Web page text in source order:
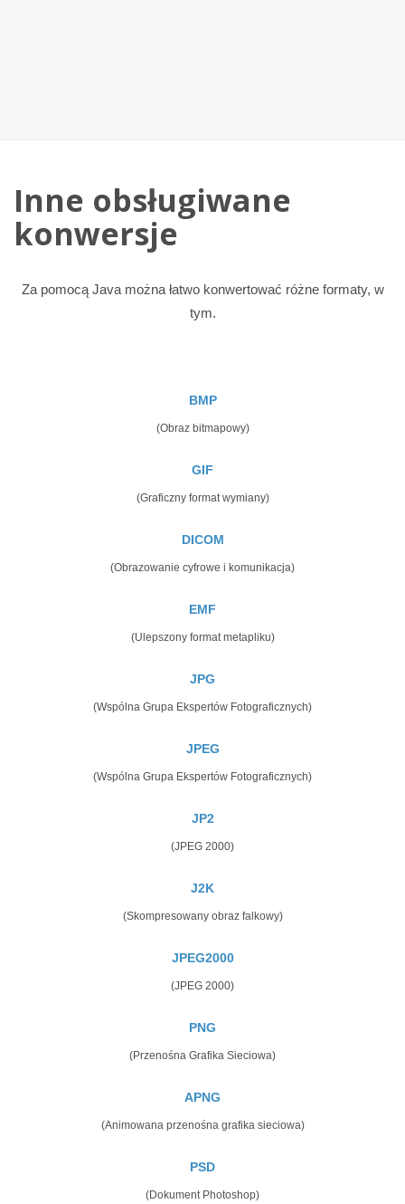
Inne obsługiwane
konwersje
Za pomocą Java można łatwo konwertować różne formaty, w
tym.
BMP
(Obraz bitmapowy)
GIF
(Graficzny format wymiany)
DICOM
(Obrazowanie cyfrowe i komunikacja)
EMF
(Ulepszony format metapliku)
JPG
(Wspólna Grupa Ekspertów Fotograficznych)
JPEG
(Wspólna Grupa Ekspertów Fotograficznych)
JP2
(JPEG 2000)
J2K
(Skompresowany obraz falkowy)
JPEG2000
(JPEG 2000)
PNG
(Przenośna Grafika Sieciowa)
APNG
(Animowana przenośna grafika sieciowa)
PSD
(Dokument Photoshop)